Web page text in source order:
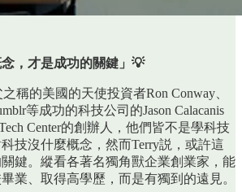
，才是成功的關鍵」💡
稱的美國的天使投資者Ron Conway、
等成功的科技公司的Jason Calacanis
Center的創辦人，他們皆不是學科技
技沒什麼概念，然而Terry説，或許這
鍵。縱看各著名獨角獸企業創業家，能
業、取得高學歷，而是有獨到的遠見。